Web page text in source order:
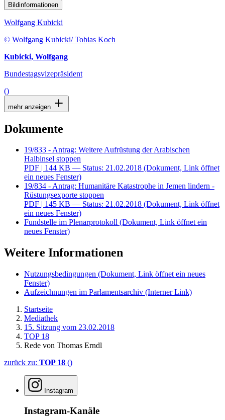
Bildinformationen
Wolfgang Kubicki
© Wolfgang Kubicki/ Tobias Koch
Kubicki, Wolfgang
Bundestagsvizepräsident
()
mehr anzeigen
Dokumente
19/833 - Antrag: Weitere Aufrüstung der Arabischen
Halbinsel stoppen
PDF | 144 KB — Status: 21.02.2018 (Dokument, Link öffnet
ein neues Fenster)
19/834 - Antrag: Humanitäre Katastrophe in Jemen lindern -
Rüstungsexporte stoppen
PDF | 145 KB — Status: 21.02.2018 (Dokument, Link öffnet
ein neues Fenster)
Fundstelle im Plenarprotokoll (Dokument, Link öffnet ein
neues Fenster)
Weitere Informationen
Nutzungsbedingungen (Dokument, Link öffnet ein neues
Fenster)
Aufzeichnungen im Parlamentsarchiv (Interner Link)
Startseite
Mediathek
15. Sitzung vom 23.02.2018
TOP 18
Rede von Thomas Erndl
zurück zu: TOP 18 ()
Instagram
Instagram-Kanäle